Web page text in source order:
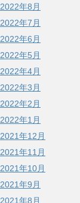
2022年8月
2022年7月
2022年6月
2022年5月
2022年4月
2022年3月
2022年2月
2022年1月
2021年12月
2021年11月
2021年10月
2021年9月
2021年8月